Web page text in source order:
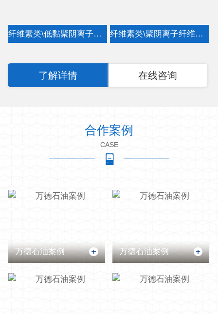
纤维素类\低黏聚阴离子纤维素 PAC-LV 纤维素类\聚阴离子纤维素 PAC-HV
了解详情 在线咨询
合作案例
CASE
万德石油案例 万德石油案例